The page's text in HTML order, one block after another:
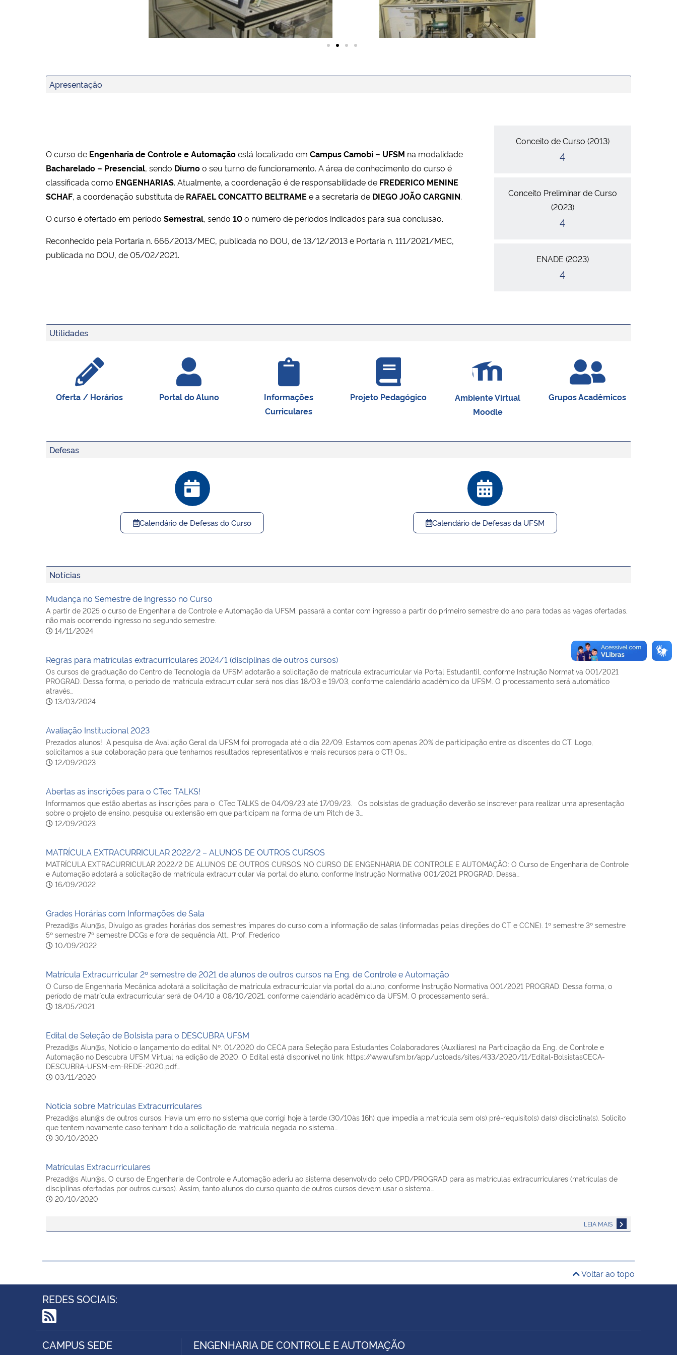
Apresentação
O curso de Engenharia de Controle e Automaçãoestá localizado em Campus Camobi – UFSM na modalidade
Bacharelado – Presencial, sendo Diurnoo seu turno de funcionamento. A área de conhecimento do curso é
classificada como ENGENHARIAS. Atualmente, a coordenação é de responsabilidade de FREDERICO MENINE
SCHAF, a coordenação substituta de RAFAEL CONCATTO BELTRAME e a secretaria de DIEGO JOÃO CARGNIN.
O curso é ofertado em período Semestral, sendo 10o número de períodos indicados para sua conclusão.
Reconhecido pela Portaria n. 666/2013/MEC, publicada no DOU, de 13/12/2013 e Portaria n. 111/2021/MEC,
publicada no DOU, de 05/02/2021.
Conceito de Curso (2013)
4
Conceito Preliminar de Curso
(2023)
4
ENADE (2023)
4
Utilidades
Oferta / Horários Portal do Aluno
Informações
Curriculares
Projeto Pedagógico
Ambiente Virtual
Moodle
Grupos Acadêmicos
Defesas
Calendário de Defesas do Curso Calendário de Defesas da UFSM
Notícias
Mudança no Semestre de Ingresso no Curso
A partir de 2025 o curso de Engenharia de Controle e Automação da UFSM, passará a contar com ingresso a partir do primeiro semestre do ano para todas as vagas ofertadas,
não mais ocorrendo ingresso no segundo semestre.
14/11/2024
Regras para matrículas extracurriculares 2024/1 (disciplinas de outros cursos)
Os cursos de graduação do Centro de Tecnologia da UFSM adotarão a solicitação de matrícula extracurricular via Portal Estudantil, conforme Instrução Normativa 001/2021
PROGRAD. Dessa forma, o período de matrícula extracurricular será nos dias 18/03 e 19/03, conforme calendário acadêmico da UFSM. O processamento será automático
através…
13/03/2024
Avaliação Institucional 2023
Prezados alunos! A pesquisa de Avaliação Geral da UFSM foi prorrogada até o dia 22/09. Estamos com apenas 20% de participação entre os discentes do CT. Logo,
solicitamos a sua colaboração para que tenhamos resultados representativos e mais recursos para o CT! Os…
12/09/2023
Abertas as inscrições para o CTec TALKS!
Informamos que estão abertas as inscrições para o CTec TALKS de 04/09/23 até 17/09/23. Os bolsistas de graduação deverão se inscrever para realizar uma apresentação
sobre o projeto de ensino, pesquisa ou extensão em que participam na forma de um Pitch de 3…
12/09/2023
MATRÍCULA EXTRACURRICULAR 2022/2 – ALUNOS DE OUTROS CURSOS
MATRÍCULA EXTRACURRICULAR 2022/2 DE ALUNOS DE OUTROS CURSOS NO CURSO DE ENGENHARIA DE CONTROLE E AUTOMAÇÃO: O Curso de Engenharia de Controle
e Automação adotará a solicitação de matrícula extracurricular via portal do aluno, conforme Instrução Normativa 001/2021 PROGRAD. Dessa…
16/09/2022
Grades Horárias com Informações de Sala
Prezad@s Alun@s, Divulgo as grades horárias dos semestres ímpares do curso com a informação de salas (informadas pelas direções do CT e CCNE). 1º semestre 3º semestre
5º semestre 7º semestre DCGs e fora de sequência Att., Prof. Frederico
10/09/2022
Matrícula Extracurricular 2º semestre de 2021 de alunos de outros cursos na Eng. de Controle e Automação
O Curso de Engenharia Mecânica adotará a solicitação de matrícula extracurricular via portal do aluno, conforme Instrução Normativa 001/2021 PROGRAD. Dessa forma, o
período de matrícula extracurricular será de 04/10 a 08/10/2021, conforme calendário acadêmico da UFSM. O processamento será…
18/05/2021
Edital de Seleção de Bolsista para o DESCUBRA UFSM
Prezad@s Alun@s, Noticio o lançamento do edital Nº. 01/2020 do CECA para Seleção para Estudantes Colaboradores (Auxiliares) na Participação da Eng. de Controle e
Automação no Descubra UFSM Virtual na edição de 2020. O Edital está disponível no link: https://www.ufsm.br/app/uploads/sites/433/2020/11/Edital-BolsistasCECA-
DESCUBRA-UFSM-em-REDE-2020.pdf…
03/11/2020
Notícia sobre Matrículas Extracurriculares
Prezad@s alun@s de outros cursos, Havia um erro no sistema que corrigi hoje à tarde (30/10às 16h) que impedia a matrícula sem o(s) pré-requisito(s) da(s) disciplina(s). Solicito
que tentem novamente caso tenham tido a solicitação de matrícula negada no sistema…
30/10/2020
Matrículas Extracurriculares
Prezad@s Alun@s, O curso de Engenharia de Controle e Automação aderiu ao sistema desenvolvido pelo CPD/PROGRAD para as matrículas extracurriculares (matrículas de
disciplinas ofertadas por outros cursos). Assim, tanto alunos do curso quanto de outros cursos devem usar o sistema…
20/10/2020
LEIA MAIS
Voltar ao topo
REDES SOCIAIS:
RSS
CAMPUS SEDE ENGENHARIA DE CONTROLE E AUTOMAÇÃO